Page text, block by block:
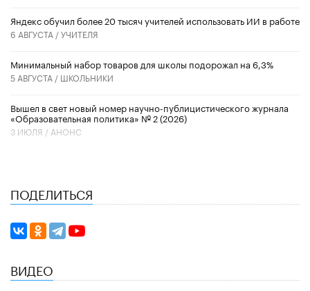
​Яндекс обучил более 20 тысяч учителей использовать ИИ в работе
6 АВГУСТА /УЧИТЕЛЯ
Минимальный набор товаров для школы подорожал на 6,3%
5 АВГУСТА / ШКОЛЬНИКИ
Вышел в свет новый номер научно-публицистического журнала
«Образовательная политика» № 2 (2026)
3 ИЮЛЯ / АНОНС
ПОДЕЛИТЬСЯ
ВИДЕО